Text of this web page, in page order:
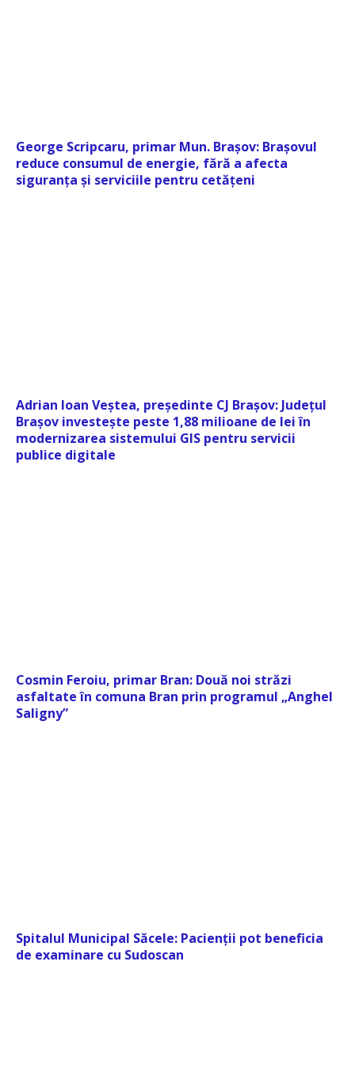
George Scripcaru, primar Mun. Brașov: Brașovul
reduce consumul de energie, fără a afecta
siguranța și serviciile pentru cetățeni
Adrian Ioan Veștea, președinte CJ Brașov: Județul
Brașov investește peste 1,88 milioane de lei în
modernizarea sistemului GIS pentru servicii
publice digitale
Cosmin Feroiu, primar Bran: Două noi străzi
asfaltate în comuna Bran prin programul „Anghel
Saligny”
Spitalul Municipal Săcele: Pacienții pot beneficia
de examinare cu Sudoscan